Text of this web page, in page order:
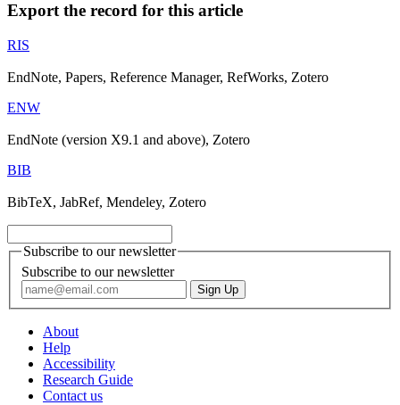
Export the record for this article
RIS
EndNote, Papers, Reference Manager, RefWorks, Zotero
ENW
EndNote (version X9.1 and above), Zotero
BIB
BibTeX, JabRef, Mendeley, Zotero
Subscribe to our newsletter
Subscribe to our newsletter
About
Help
Accessibility
Research Guide
Contact us